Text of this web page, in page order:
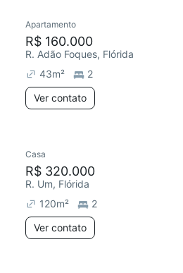
Apartamento
R$ 160.000
R. Adão Foques, Flórida
43m²
2
Ver contato
Casa
R$ 320.000
R. Um, Flórida
120m²
2
Ver contato